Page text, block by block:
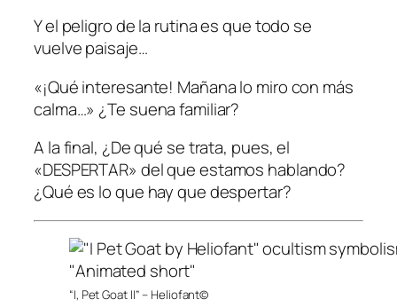
Y el peligro de la rutina es que todo se
vuelve paisaje…
«¡Qué interesante! Mañana lo miro con más
calma…» ¿Te suena familiar?
A la final, ¿De qué se trata, pues, el
«DESPERTAR» del que estamos hablando?
¿Qué es lo que hay que despertar?
“I, Pet Goat II” – Heliofant©